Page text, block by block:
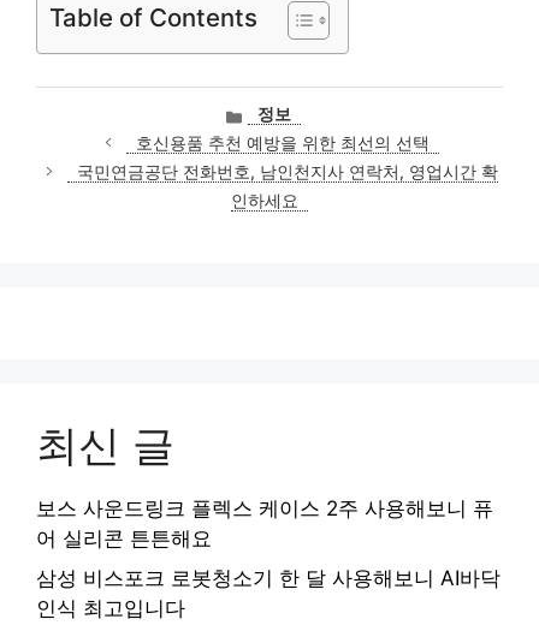
Table of Contents
카
테
고
리
정보
호신용품 추천 예방을 위한 최선의 선택
국민연금공단 전화번호, 남인천지사 연락처, 영업시간 확
인하세요
최신 글
보스 사운드링크 플렉스 케이스 2주 사용해보니 퓨
어 실리콘 튼튼해요
삼성 비스포크 로봇청소기 한 달 사용해보니 AI바닥
인식 최고입니다